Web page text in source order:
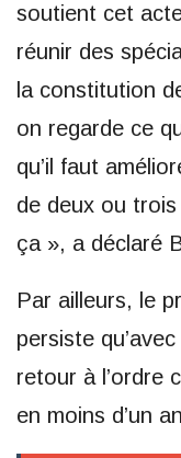
soutient cet
réunir des
la constitution
on regarde ce
qu’il faut
de deux ou
ça », a déclaré
Par ailleurs, le
persiste
retour à l’ordre
en moins d’un